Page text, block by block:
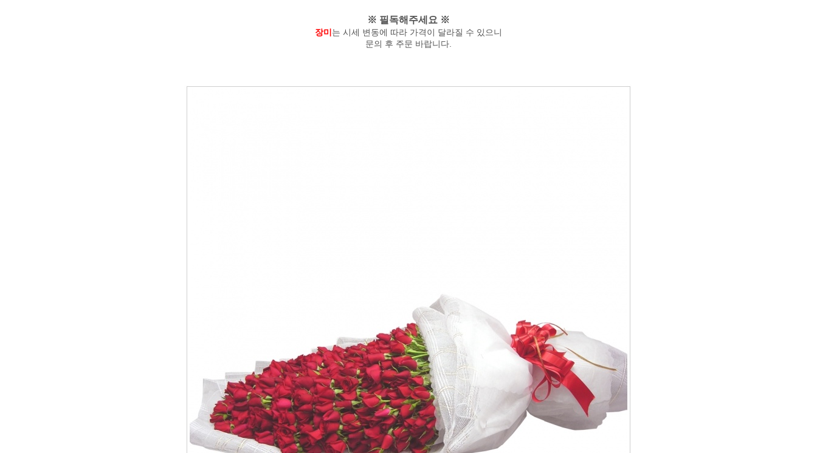
※ 필독해주세요 ※
장미 는 시세 변동에 따라 가격이 달라질 수 있으니
문의 후 주문 바랍니다.